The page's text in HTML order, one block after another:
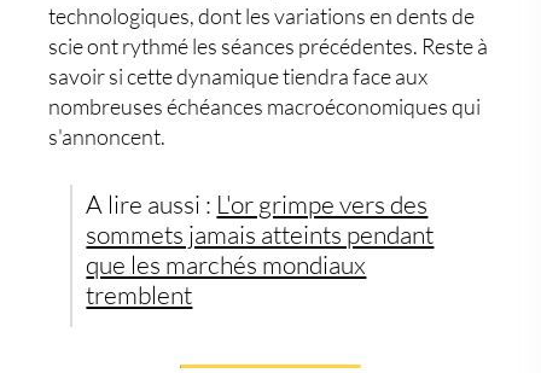
technologiques, dont les variations en dents de
scie ont rythmé les séances précédentes. Reste à
savoir si cette dynamique tiendra face aux
nombreuses échéances macroéconomiques qui
s'annoncent.
A lire aussi : L'or grimpe vers des
sommets jamais atteints pendant
que les marchés mondiaux
tremblent